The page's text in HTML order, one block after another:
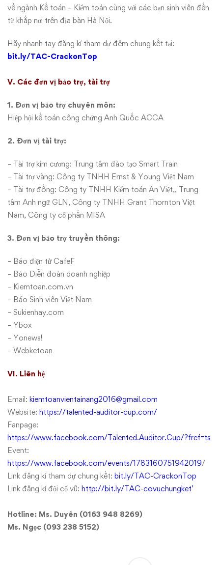
về ngành Kế toán – Kiểm toán cùng với các bạn sinh viên đến
từ khắp nơi trên địa bàn Hà Nội.
Hãy nhanh tay đăng kí tham dự đêm chung kết tại:
bit.ly/TAC-CrackonTop
V. Các đơn vị bảo trợ, tài trợ
1. Đơn vị bảo trợ chuyên môn:
Hiệp hội kế toán công chứng Anh Quốc ACCA
2. Đơn vị tài trợ:
– Tài trợ kim cương: Trung tâm đào tạo Smart Train
– Tài trợ vàng: Công ty TNHH Ernst & Young Việt Nam
– Tài trợ đồng: Công ty TNHH Kiểm toán An Việt,, Trung
tâm Anh ngữ GLN, Công ty TNHH Grant Thornton Việt
Nam, Công ty cổ phần MISA
3. Đơn vị bảo trợ truyền thông:
– Báo điện tử CafeF
– Báo Diễn đoàn doanh nghiệp
– Kiemtoan.com.vn
– Báo Sinh viên Việt Nam
– Sukienhay.com
– Ybox
– Yonews!
– Webketoan
VI. Liên hệ
Email: kiemtoanvientainang2016@gmail.com
Website: https://talented-auditor-cup.com/
Fanpage:
https://www.facebook.com/Talented.Auditor.Cup/?fref=ts
Event:
https://www.facebook.com/events/1783160751942019/
Link đăng kí tham dự chung kết: bit.ly/TAC-CrackonTop
Link đăng kí đội cổ vũ: http://bit.ly/TAC-covuchungket’
Hotline: Ms. Duyên (0163 948 8269)
Ms. Ngọc (093 238 5152)